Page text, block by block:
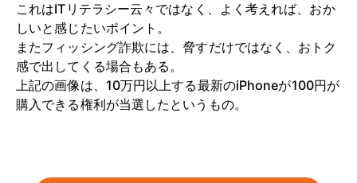
これはITリテラシー云々ではなく、よく考えれば、おか
しいと感じたいポイント。
またフィッシング詐欺には、脅すだけではなく、おトク
感で出してくる場合もある。
上記の画像は、10万円以上する最新のiPhoneが100円が
購入できる権利が当選したというもの。